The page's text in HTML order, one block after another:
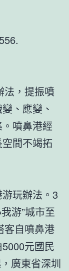
法，提振噴
、應變、
噴鼻港經
間不竭拓
玩辦法。3
游”城市至
客自噴鼻港
元國民
廣東省深圳